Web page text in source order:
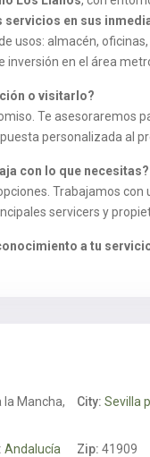
servicios en sus
usos: almacén,
inversión en el área
o visitarlo?
Te asesoraremos
personalizada al
con lo que necesitas?
Trabajamos
servicers y
a tu
la Mancha,
City: Sevilla
Andalucía Zip: 41909